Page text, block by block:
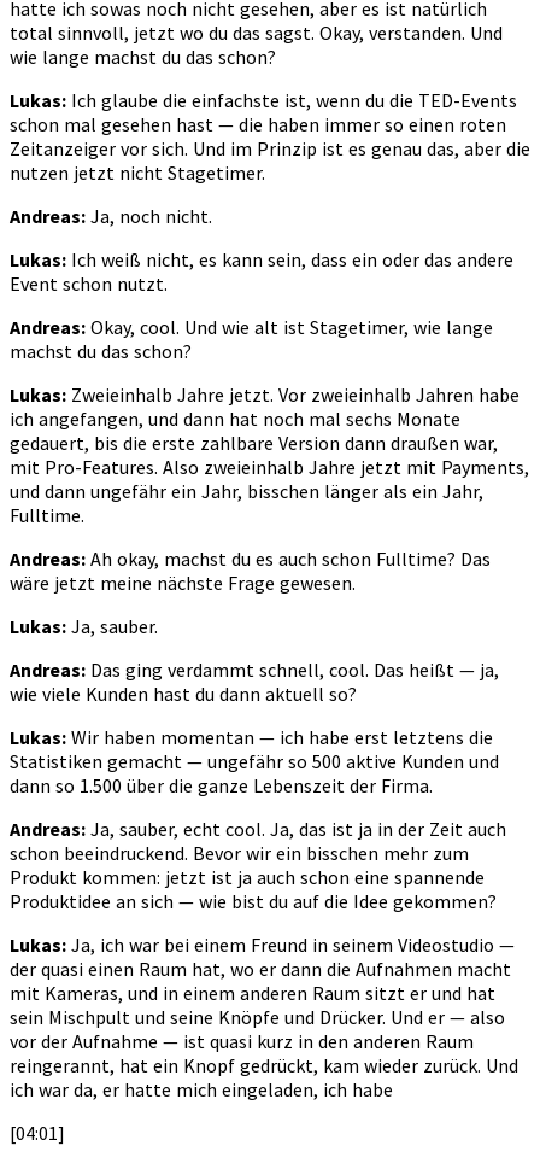
hatte ich sowas noch nicht gesehen, aber es ist natürlich
total sinnvoll, jetzt wo du das sagst. Okay, verstanden. Und
wie lange machst du das schon?
Lukas: Ich glaube die einfachste ist, wenn du die TED-Events
schon mal gesehen hast — die haben immer so einen roten
Zeitanzeiger vor sich. Und im Prinzip ist es genau das, aber die
nutzen jetzt nicht Stagetimer.
Andreas: Ja, noch nicht.
Lukas: Ich weiß nicht, es kann sein, dass ein oder das andere
Event schon nutzt.
Andreas: Okay, cool. Und wie alt ist Stagetimer, wie lange
machst du das schon?
Lukas: Zweieinhalb Jahre jetzt. Vor zweieinhalb Jahren habe
ich angefangen, und dann hat noch mal sechs Monate
gedauert, bis die erste zahlbare Version dann draußen war,
mit Pro-Features. Also zweieinhalb Jahre jetzt mit Payments,
und dann ungefähr ein Jahr, bisschen länger als ein Jahr,
Fulltime.
Andreas: Ah okay, machst du es auch schon Fulltime? Das
wäre jetzt meine nächste Frage gewesen.
Lukas: Ja, sauber.
Andreas: Das ging verdammt schnell, cool. Das heißt — ja,
wie viele Kunden hast du dann aktuell so?
Lukas: Wir haben momentan — ich habe erst letztens die
Statistiken gemacht — ungefähr so 500 aktive Kunden und
dann so 1.500 über die ganze Lebenszeit der Firma.
Andreas: Ja, sauber, echt cool. Ja, das ist ja in der Zeit auch
schon beeindruckend. Bevor wir ein bisschen mehr zum
Produkt kommen: jetzt ist ja auch schon eine spannende
Produktidee an sich — wie bist du auf die Idee gekommen?
Lukas: Ja, ich war bei einem Freund in seinem Videostudio —
der quasi einen Raum hat, wo er dann die Aufnahmen macht
mit Kameras, und in einem anderen Raum sitzt er und hat
sein Mischpult und seine Knöpfe und Drücker. Und er — also
vor der Aufnahme — ist quasi kurz in den anderen Raum
reingerannt, hat ein Knopf gedrückt, kam wieder zurück. Und
ich war da, er hatte mich eingeladen, ich habe
[04:01]